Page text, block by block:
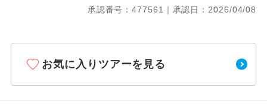
承認番号：477561｜承認日：2026/04/08
お気に入りツアーを見る